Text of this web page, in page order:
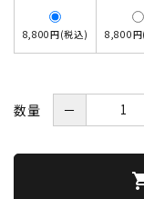
8,800円(税込) 8,800円
数量 －